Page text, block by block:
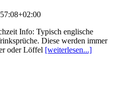
Info: Typisch englische
Diese werden immer
oder Löffel [weiterlesen...]